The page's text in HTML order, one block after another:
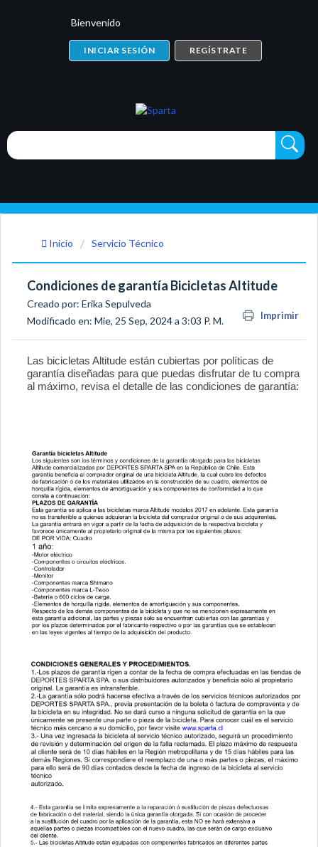
Bienvenido
INICIAR SESIÓN REGÍSTRATE
Inicio Servicio Técnico
Condiciones de garantía Bicicletas Altitude
Imprimir
Creado por: Erika Sepulveda
Modificado en: Mie, 25 Sep, 2024 a 3:03 P. M.
Las bicicletas Altitude están cubiertas por políticas de
garantía diseñadas para que puedas disfrutar de tu compra
al máximo, revisa el detalle de las condiciones de garantía: